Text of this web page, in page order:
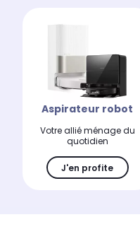
Aspirateur robot
Votre allié ménage du
quotidien
J'en profite